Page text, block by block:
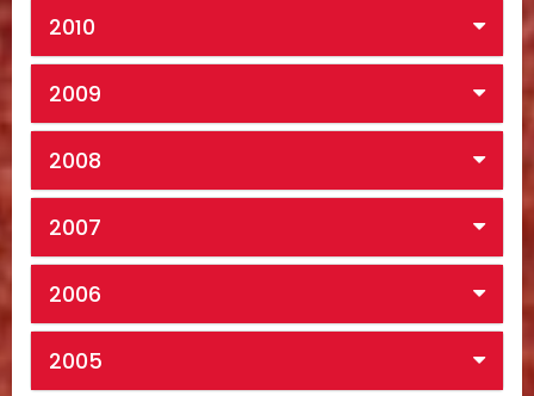
2010
2009
2008
2007
2006
2005